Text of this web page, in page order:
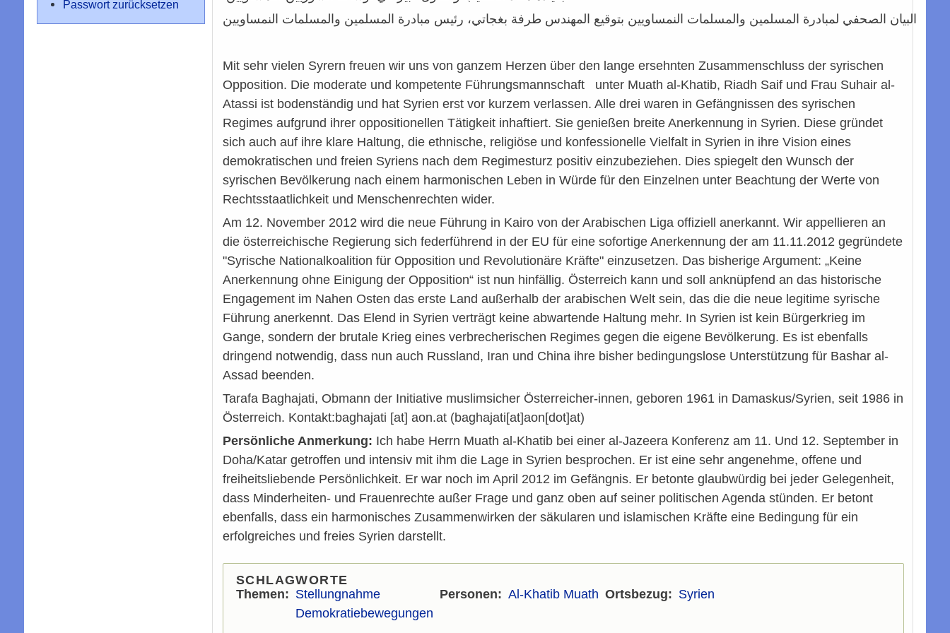
البيان الصحفي لمبادرة المسلمين والمسلمات النمساويين بتوقيع المهندس طرفة بغجاتي، رئيس مبادرة المسلمين والمسلمات النمساويين
Mit sehr vielen Syrern freuen wir uns von ganzem Herzen über den lange ersehnten Zusammenschluss der syrischen
Opposition. Die moderate und kompetente Führungsmannschaft unter Muath al-Khatib, Riadh Saif und Frau Suhair al-
Atassi ist bodenständig und hat Syrien erst vor kurzem verlassen. Alle drei waren in Gefängnissen des syrischen
Regimes aufgrund ihrer oppositionellen Tätigkeit inhaftiert. Sie genießen breite Anerkennung in Syrien. Diese gründet
sich auch auf ihre klare Haltung, die ethnische, religiöse und konfessionelle Vielfalt in Syrien in ihre Vision eines
demokratischen und freien Syriens nach dem Regimesturz positiv einzubeziehen. Dies spiegelt den Wunsch der
syrischen Bevölkerung nach einem harmonischen Leben in Würde für den Einzelnen unter Beachtung der Werte von
Rechtsstaatlichkeit und Menschenrechten wider.
Am 12. November 2012 wird die neue Führung in Kairo von der Arabischen Liga offiziell anerkannt. Wir appellieren an
die österreichische Regierung sich federführend in der EU für eine sofortige Anerkennung der am 11.11.2012 gegründete
"Syrische Nationalkoalition für Opposition und Revolutionäre Kräfte" einzusetzen. Das bisherige Argument: „Keine
Anerkennung ohne Einigung der Opposition“ ist nun hinfällig. Österreich kann und soll anknüpfend an das historische
Engagement im Nahen Osten das erste Land außerhalb der arabischen Welt sein, das die die neue legitime syrische
Führung anerkennt. Das Elend in Syrien verträgt keine abwartende Haltung mehr. In Syrien ist kein Bürgerkrieg im
Gange, sondern der brutale Krieg eines verbrecherischen Regimes gegen die eigene Bevölkerung. Es ist ebenfalls
dringend notwendig, dass nun auch Russland, Iran und China ihre bisher bedingungslose Unterstützung für Bashar al-
Assad beenden.
Tarafa Baghajati, Obmann der Initiative muslimsicher Österreicher-innen, geboren 1961 in Damaskus/Syrien, seit 1986 in
Österreich. Kontakt:baghajati [at] aon.at(baghajati[at]aon[dot]at)
Persönliche Anmerkung: Ich habe Herrn Muath al-Khatib bei einer al-Jazeera Konferenz am 11. Und 12. September in
Doha/Katar getroffen und intensiv mit ihm die Lage in Syrien besprochen. Er ist eine sehr angenehme, offene und
freiheitsliebende Persönlichkeit. Er war noch im April 2012 im Gefängnis. Er betonte glaubwürdig bei jeder Gelegenheit,
dass Minderheiten- und Frauenrechte außer Frage und ganz oben auf seiner politischen Agenda stünden. Er betont
ebenfalls, dass ein harmonisches Zusammenwirken der säkularen und islamischen Kräfte eine Bedingung für ein
erfolgreiches und freies Syrien darstellt.
SCHLAGWORTE
Themen
Stellungnahme
Demokratiebewegungen
Personen Al-Khatib Muath Ortsbezug Syrien
Passwort zurücksetzen